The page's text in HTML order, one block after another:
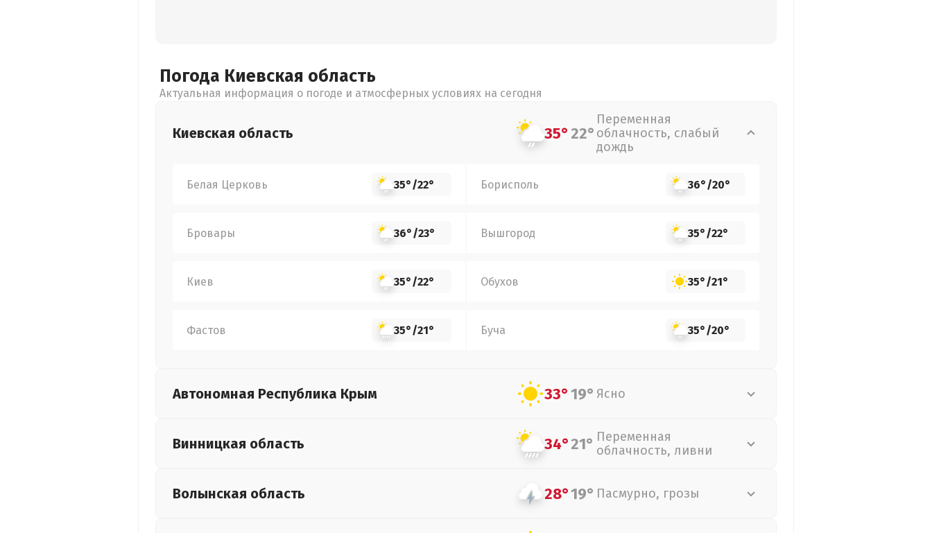
Погода Киевская область
Актуальная информация о погоде и атмосферных условиях на сегодня
Киевская область 35°22°
Переменная
облачность, слабый
дождь
Белая Церковь 35°/22° Борисполь 36°/20°
Бровары 36°/23° Вышгород 35°/22°
Киев 35°/22° Обухов 35°/21°
Фастов 35°/21° Буча 35°/20°
Автономная Республика Крым 33°19° Ясно
Винницкая область 34°21° Переменная
облачность, ливни
Волынская область 28°19° Пасмурно, грозы